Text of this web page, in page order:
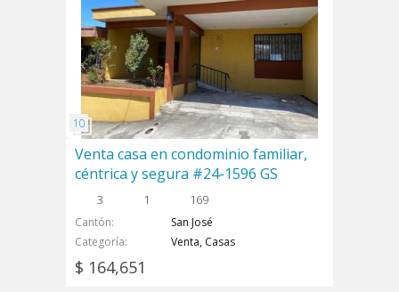
Venta casa en condominio familiar,
céntrica y segura #24-1596 GS
3 1 169
Cantón
San José
Categoría
Venta, Casas
$ 164,651